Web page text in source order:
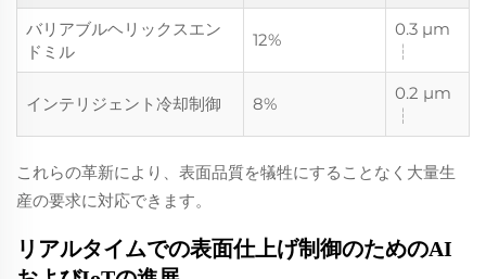
バリアブルヘリックスエン
ドミル
12%
0.3 µm
┆
インテリジェント冷却制御 8%
0.2 µm
┆
これらの革新により、表面品質を犠牲にすることなく大量生
産の要求に対応できます。
リアルタイムでの表面仕上げ制御のためのAI